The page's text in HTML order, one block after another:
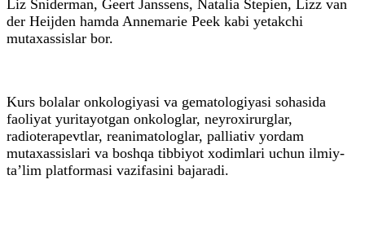
Liz Sniderman, Geert Janssens, Natalia Stepien, Lizz van
der Heijden hamda Annemarie Peek kabi yetakchi
mutaxassislar bor.
Kurs bolalar onkologiyasi va gematologiyasi sohasida
faoliyat yuritayotgan onkologlar, neyroxirurglar,
radioterapevtlar, reanimatologlar, palliativ yordam
mutaxassislari va boshqa tibbiyot xodimlari uchun ilmiy-
ta’lim platformasi vazifasini bajaradi.